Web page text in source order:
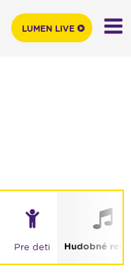
Pre deti Hudobné
LUMEN LIVE